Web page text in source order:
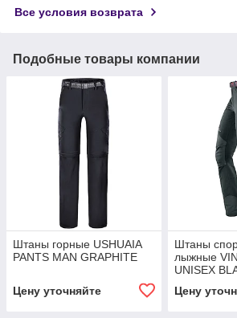
Все условия возврата
Подобные товары компании
Штаны горные USHUAIA
PANTS MAN GRAPHITE
Цену уточняйте
Штаны
лыжные
UNISEX
Цену